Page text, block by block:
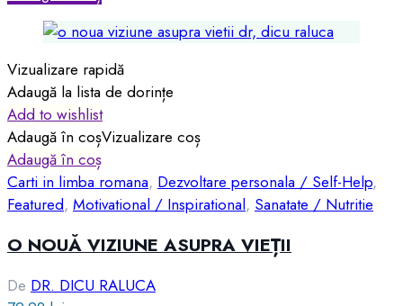
Vizualizare rapidă
Adaugă la lista de dorințe
Add to wishlist
Adaugă în coșVizualizare coș
Adaugă în coș
Carti in limba romana, Dezvoltare personala / Self-Help,
Featured, Motivational / Inspirational, Sanatate / Nutritie
O NOUĂ VIZIUNE ASUPRA VIEȚII
De DR. DICU RALUCA